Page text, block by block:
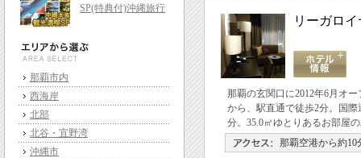
リーガロ
那覇の玄関口に2012年6月オ
から、駅直通で徒歩2分。国
分。35.0㎡ゆとりあるお部屋
那覇空港から約10
SP(特典付)沖縄旅行
那覇市内
西海岸
北部
北谷・宜野湾
沖縄市